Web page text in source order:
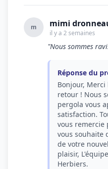
m mimi
il y a 2 semaines
"Nous sommes
Réponse du
Bonjour,
retour ! Nous
pergola vous
satisfaction.
vous remercie
vous souhaite
de votre
plaisir,
Herbiers.